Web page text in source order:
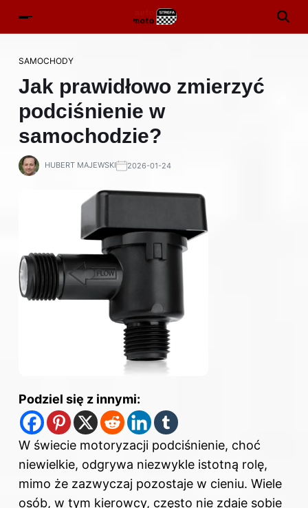
SAMOCHODY
Jak prawidłowo zmierzyć
podciśnienie w
samochodzie?
HUBERT MAJEWSKI 2026-01-24
Podziel się z innymi:
W świecie motoryzacji podciśnienie, choć
niewielkie, odgrywa niezwykle istotną rolę,
mimo że zazwyczaj pozostaje w cieniu. Wiele
osób, w tym kierowcy, często nie zdaje sobie